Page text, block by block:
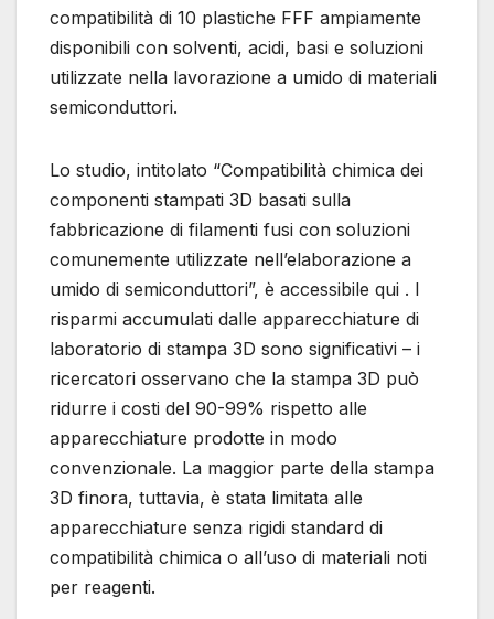
compatibilità di 10 plastiche FFF ampiamente
disponibili con solventi, acidi, basi e soluzioni
utilizzate nella lavorazione a umido di materiali
semiconduttori.
Lo studio, intitolato “Compatibilità chimica dei
componenti stampati 3D basati sulla
fabbricazione di filamenti fusi con soluzioni
comunemente utilizzate nell’elaborazione a
umido di semiconduttori”, è accessibile qui . I
risparmi accumulati dalle apparecchiature di
laboratorio di stampa 3D sono significativi – i
ricercatori osservano che la stampa 3D può
ridurre i costi del 90-99% rispetto alle
apparecchiature prodotte in modo
convenzionale. La maggior parte della stampa
3D finora, tuttavia, è stata limitata alle
apparecchiature senza rigidi standard di
compatibilità chimica o all’uso di materiali noti
per reagenti.